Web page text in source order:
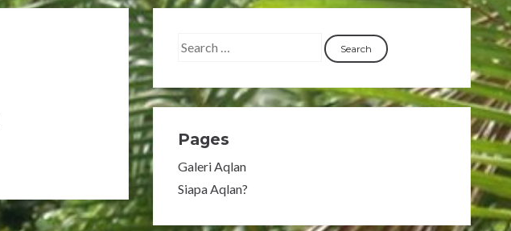
Pages
Galeri Aqlan
Siapa Aqlan?